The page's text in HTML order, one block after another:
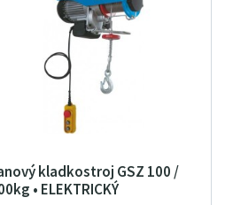
kladkostroj GSZ 100 /
• ELEKTRICKÝ